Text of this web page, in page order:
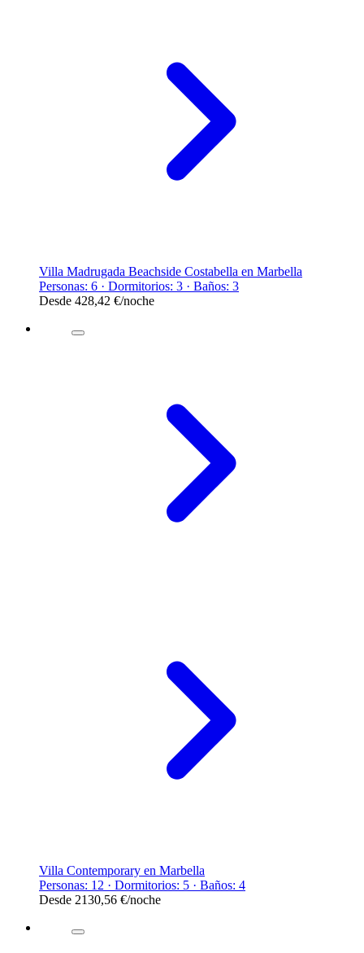
Villa Madrugada Beachside Costabella en Marbella
Personas: 6 · Dormitorios: 3 · Baños: 3
Desde 428,42 €/noche
Villa Contemporary en Marbella
Personas: 12 · Dormitorios: 5 · Baños: 4
Desde 2130,56 €/noche